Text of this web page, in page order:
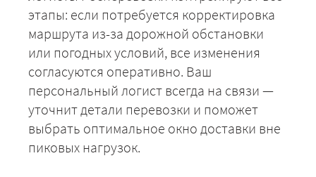
этапы: если потребуется корректировка
маршрута из-за дорожной обстановки
или погодных условий, все изменения
согласуются оперативно. Ваш
персональный логист всегда на связи —
уточнит детали перевозки и поможет
выбрать оптимальное окно доставки вне
пиковых нагрузок.